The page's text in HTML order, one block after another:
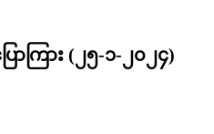
ကြား (၂၅-၁-၂၀၂၄)